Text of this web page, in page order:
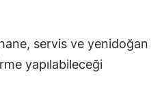
servis ve yenidoğan
yapılabileceği